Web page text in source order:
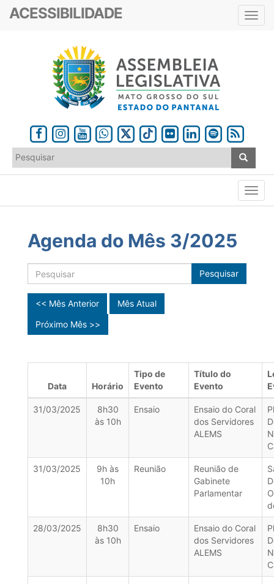
ACESSIBILIDADE
Agenda do Mês 3/2025
Pesquisar
<< Mês Anterior
Mês Atual
Próximo Mês >>
Data Horário
Tipo de
Evento
Título do
Evento
31/03/2025
8h30
às 10h
Ensaio
Ensaio do Coral
dos Servidores
ALEMS
31/03/2025
9h às
10h
Reunião
Reunião de
Gabinete
Parlamentar
28/03/2025
8h30
às 10h
Ensaio
Ensaio do Coral
dos Servidores
ALEMS